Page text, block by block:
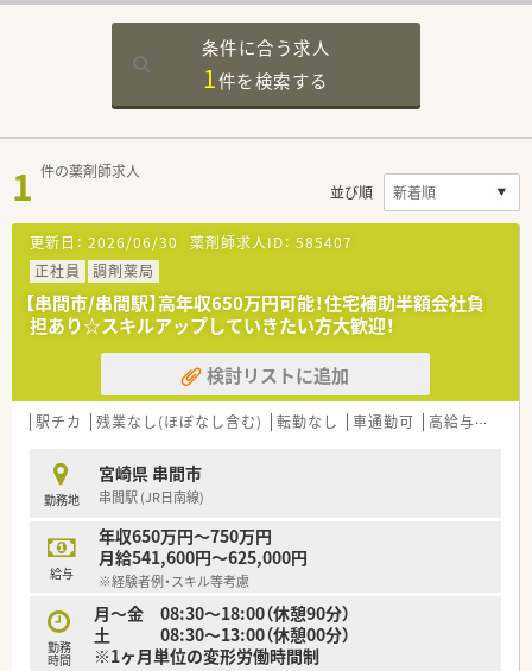
条件に合う求人
1件を検索する
1 件の薬剤師求人
並び順
更新日： 2026/06/30 薬剤師求人ID： 585407
正社員
調剤薬局
【串間市/串間駅】高年収650万円可能！住宅補助半額会社負
担あり☆スキルアップしていきたい方大歓迎！
検討リストに追加
駅チカ 残業なし(ほぼなし含む) 転勤なし 車通勤可 高給与(600万円以上)
勤務地
宮崎県 串間市
串間駅 (JR日南線)
給与
年収650万円～750万円
月給541,600円～625,000円
※経験者例・スキル等考慮
勤務
時間
月～金 08:30～18:00（休憩90分）
土 08:30～13:00（休憩00分）
※1ヶ月単位の変形労働時間制